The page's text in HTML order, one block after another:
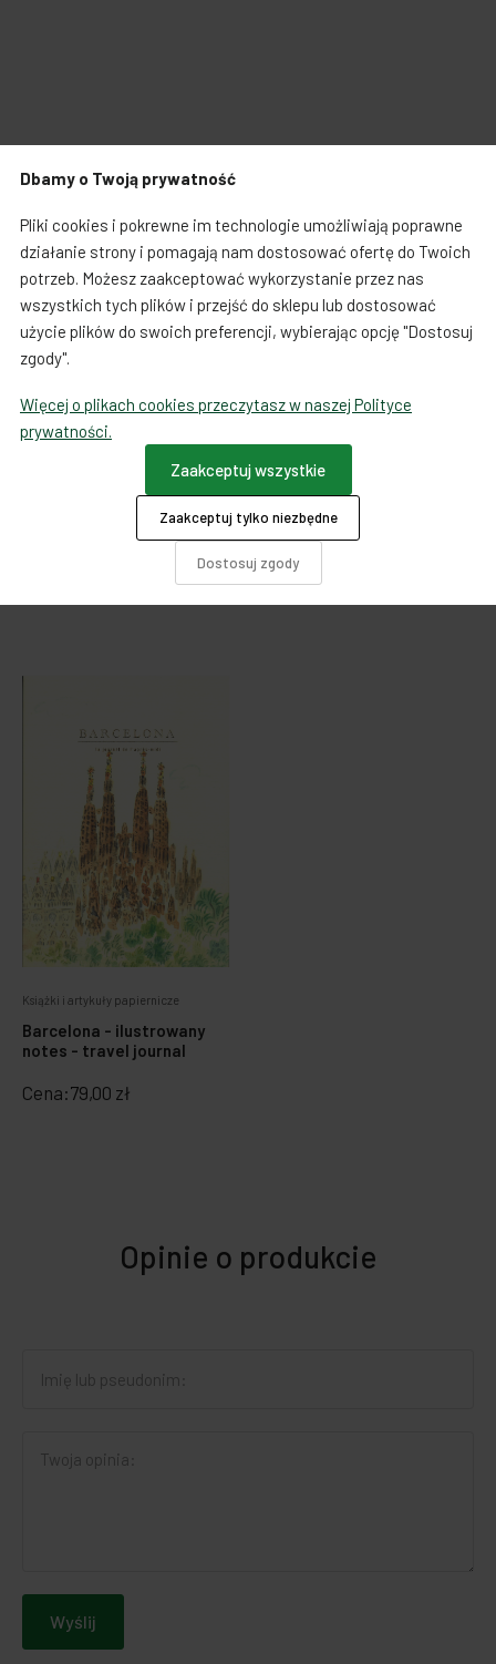
Produkty powiązane
Plakaty
Plakat Mapa Tokio -
Muzungu
Cena:99,00 zł
Książki i artykuły papiernicze
Barcelona - ilustrowany
notes - travel journal
Cena:79,00 zł
Opinie o produkcie
Wyślij
Dbamy o Twoją prywatność
Pliki cookies i pokrewne im technologie umożliwiają poprawne
działanie strony i pomagają nam dostosować ofertę do Twoich
potrzeb. Możesz zaakceptować wykorzystanie przez nas
wszystkich tych plików i przejść do sklepu lub dostosować
użycie plików do swoich preferencji, wybierając opcję "Dostosuj
zgody".
Więcej o plikach cookies przeczytasz w naszej Polityce
prywatności.
Dostosuj zgody
Zaakceptuj tylko niezbędne
Zaakceptuj wszystkie